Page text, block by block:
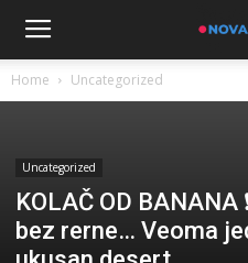
Home Uncategorized
Uncategorized
KOLAČ OD BANANA
bez rerne… Veoma